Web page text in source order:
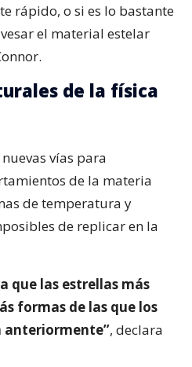
rápido, o si es lo bastante
el material estelar
de la física
vías para
de la materia
de temperatura y
de replicar en la
que las estrellas más
formas de las que los
anteriormente”, declara